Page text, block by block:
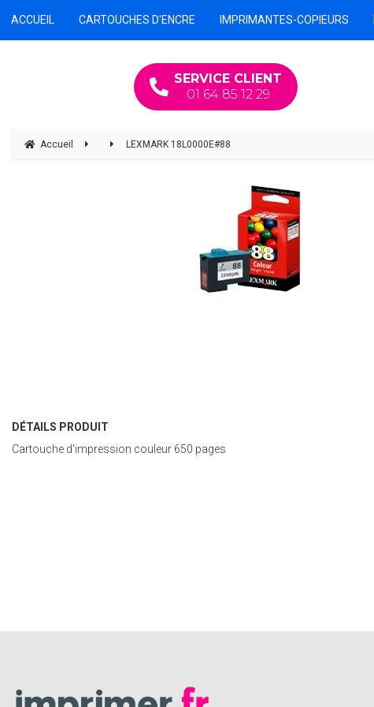
SERVICE CLIENT
01 64 85 12 29
ACCUEIL CARTOUCHES D'ENCRE IMPRIMANTES-COPIEURS
Accueil LEXMARK 18L0000E#88
DÉTAILS PRODUIT
Cartouche d'impression couleur 650 pages